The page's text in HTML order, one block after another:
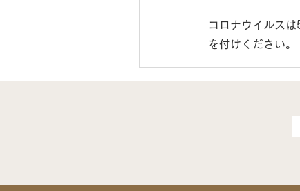
コロナウイルス
を付けください。